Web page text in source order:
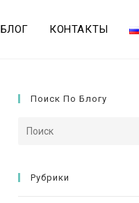
БЛОГ КОНТАКТЫ
Поиск По Блогу
Рубрики